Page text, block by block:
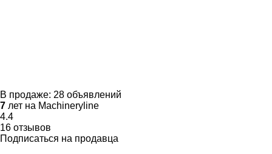
В продаже: 28 объявлений
7 лет на Machineryline
4.4
16 отзывов
Подписаться на продавца